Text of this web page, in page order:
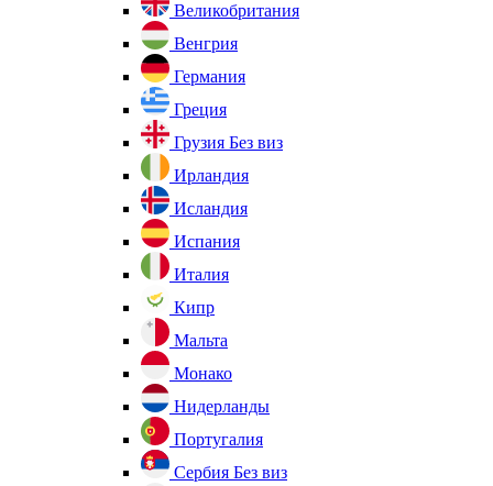
Великобритания
Венгрия
Германия
Греция
Грузия Без виз
Ирландия
Исландия
Испания
Италия
Кипр
Мальта
Монако
Нидерланды
Португалия
Сербия Без виз